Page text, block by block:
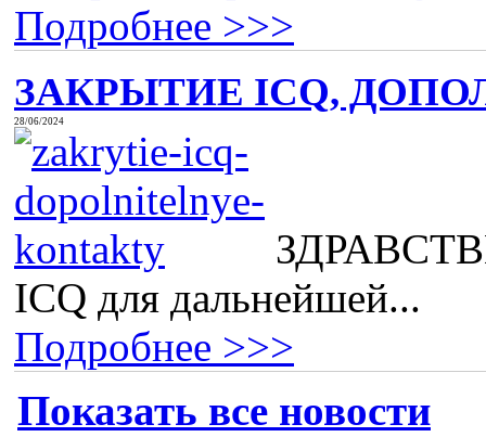
Подробнее >>>
ЗАКРЫТИЕ ICQ,
28/06/2024
ICQ для дальнейшей...
Подробнее >>>
Показать все новости